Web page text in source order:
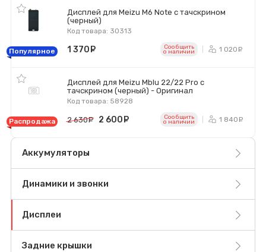
Дисплей для Meizu M6 Note с тачскрином
(черный)
Код товара: 30313
Популярное 1 370 Сообщить
o наличии 1 020
Дисплей для Meizu Mblu 22/22 Pro с
тачскрином (черный) - Оригинал
Код товара: 58928
Распродажа 2 630 руб.
2 600 руб.Сообщить
o наличии 1 840
Аккумуляторы
Динамики и звонки
Дисплеи
Задние крышки